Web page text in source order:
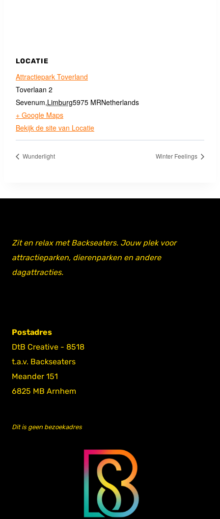
LOCATIE
Attractiepark Toverland
Toverlaan 2
Sevenum,Limburg5975 MRNetherlands
+ Google Maps
Bekijk de site van Locatie
Wunderlight Winter Feelings
Zit en relax met Backseaters. Jouw plek voor
attractieparken, dierenparken en andere
dagattracties.
Postadres
DtB Creative - 8518
t.a.v. Backseaters
Meander 151
6825 MB Arnhem
Dit is geen bezoekadres